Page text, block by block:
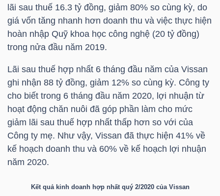
lãi sau thuế 16.3 tỷ đồng, giảm 80% so cùng kỳ, do
giá vốn tăng nhanh hơn doanh thu và việc thực hiện
hoàn nhập Quỹ khoa học công nghệ (20 tỷ đồng)
trong nửa đầu năm 2019.
Lãi sau thuế hợp nhất 6 tháng đầu năm của Vissan
ghi nhận 88 tỷ đồng, giảm 12% so cùng kỳ. Công ty
cho biết trong 6 tháng đầu năm 2020, lợi nhuận từ
hoạt động chăn nuôi đã góp phần làm cho mức
giảm lãi sau thuế hợp nhất thấp hơn so với của
Công ty mẹ. Như vậy, Vissan đã thực hiện 41% về
kế hoạch doanh thu và 60% về kế hoạch lợi nhuận
năm 2020.
Kết quả kinh doanh hợp nhất quý 2/2020 của Vissan
CHÍNH
HÀNG
HÓA